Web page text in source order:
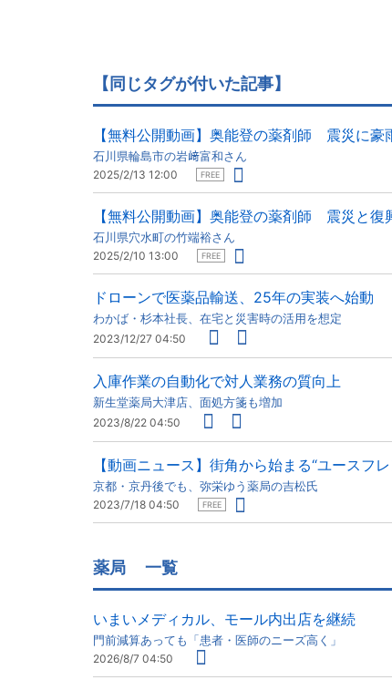
【同じタグが付いた記事】
【無料公開動画】奥能登の薬剤師 震災に豪
石川県輪島市の岩﨑富和さん
2025/2/13 12:00 FREE
【無料公開動画】奥能登の薬剤師 震災と復
石川県穴水町の竹端裕さん
2025/2/10 13:00 FREE
ドローンで医薬品輸送、25年の実装へ始動
わかば・杉本社長、在宅と災害時の活用を想定
2023/12/27 04:50
入庫作業の自動化で対人業務の質向上
新生堂薬局大津店、面処方箋も増加
2023/8/22 04:50
【動画ニュース】街角から始まる“ユースフ
京都・京丹後でも、弥栄ゆう薬局の吉松氏
2023/7/18 04:50 FREE
薬局 一覧
いまいメディカル、モール内出店を継続
門前減算あっても「患者・医師のニーズ高く」
2026/8/7 04:50